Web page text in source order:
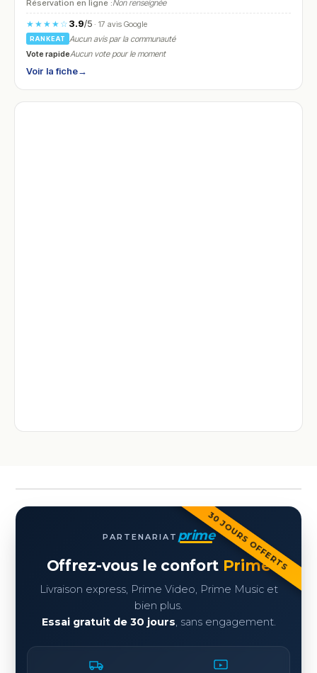
Réservation en ligne :Non renseignée
★★★★☆ 3.9/5· 17 avis Google
RANKEAT
Aucun avis par la communauté
Vote rapideAucun vote pour le moment
Voir la fiche→
30 JOURS OFFERTS
PARTENARIAT prime
Offrez-vous le confort Prime
Livraison express, Prime Video, Prime Music et
bien plus.
Essai gratuit de 30 jours, sans engagement.